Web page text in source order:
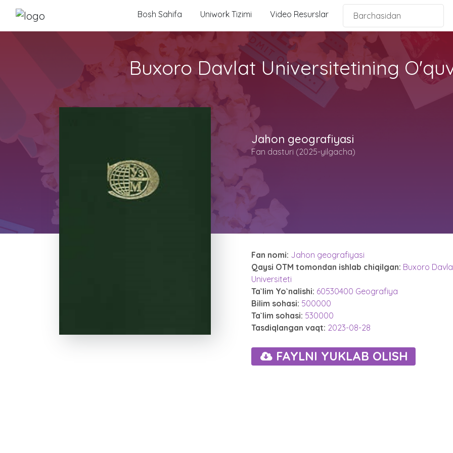
Bosh Sahifa Uniwork Tizimi Video Resurslar
Buxoro Davlat Universitetining
Jahon geografiyasi
Fan dasturi (2025-yilgacha)
Fan nomi: Jahon geografiyasi
Qaysi OTM tomondan ishlab chiqilgan: Buxoro
Universiteti
Ta`lim Yo`nalishi: 60530400 Geografiya
Bilim sohasi: 500000
Ta`lim sohasi: 530000
Tasdiqlangan vaqt: 2023-08-28
FAYLNI YUKLAB OLISH